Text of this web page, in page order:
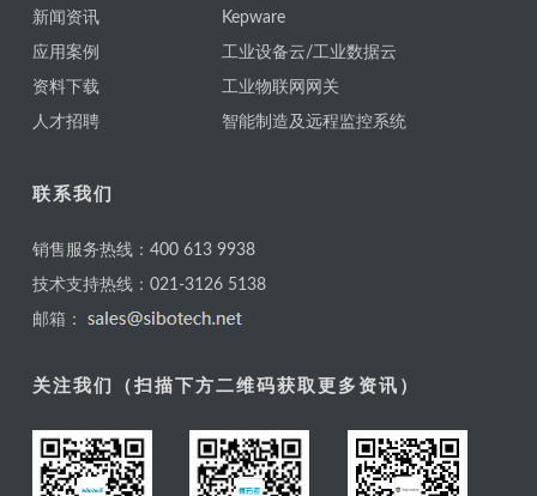
新闻资讯
应用案例
资料下载
人才招聘
Kepware
工业设备云/工业数据云
工业物联网网关
智能制造及远程监控系统
联系我们
销售服务热线：400 613 9938
技术支持热线：021-3126 5138
邮箱：
关注我们（扫描下方二维码获取更多资讯）